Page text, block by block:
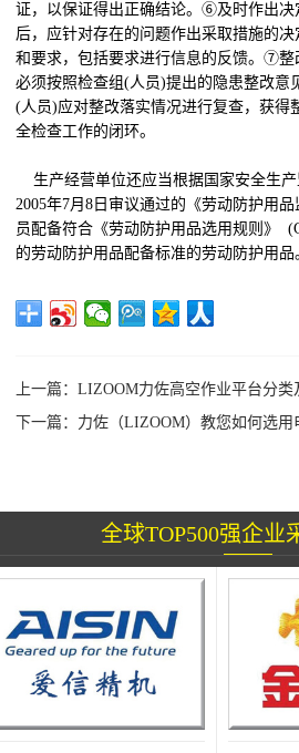
证，以保证得出正确结论。⑥及时作出决
后，应针对存在的问题作出采取措施的
和要求，包括要求进行信息的反馈。⑦整
必须按照检查组(人员)提出的隐患整改意
(人员)应对整改落实情况进行复查，获得
全检查工作的闭环。
生产经营单位还应当根据国家安全生产
2005年7月8日审议通过的《劳动防护用
员配备符合《劳动防护用品选用规则》
的劳动防护用品配备标准的劳动防护用品
上一篇：LIZOOM力佐高空作业平台分类
下一篇： 力佐（LIZOOM）教您如何选用
全球TOP500强企业